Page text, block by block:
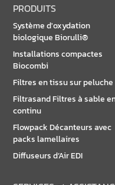
PRODUITS
Système d'oxydation
biologique Biorulli®
Installations compactes
Biocombi
Filtres en tissu sur peluche
Filtrasand Filtres à sable
continu
Flowpack Décanteurs avec
packs lamellaires
Diffuseurs d’Air EDI